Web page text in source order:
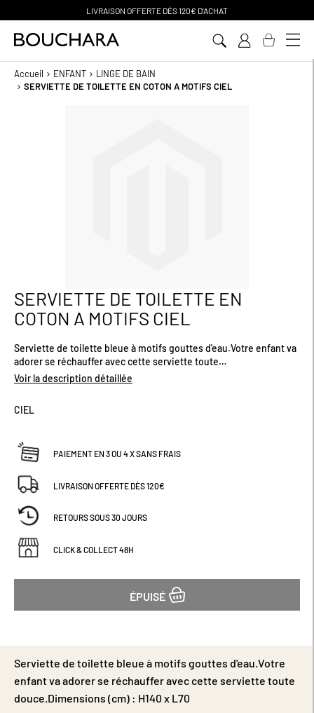
PAIEMENT EN 3 SANS FRAIS
Accueil ENFANT
LINGE DE BAIN
SERVIETTE DE TOILETTE EN COTON A MOTIFS CIEL
Passer
au
début
la
Galerie
d’images
SERVIETTE DE TOILETTE EN
COTON A MOTIFS CIEL
Serviette de toilette bleue à motifs gouttes d'eau.Votre enfant va
adorer se réchauffer avec cette serviette toute
douce.Dimensions (cm) : H140 x L70
Voir la description détaillée
CIEL
PAIEMENT EN 3 OU 4 X SANS FRAIS
LIVRAISON OFFERTE DÈS 120€
RETOURS SOUS 30 JOURS
CLICK & COLLECT 48H
ÉPUISÉ
Serviette de toilette bleue à motifs gouttes d'eau.Votre
enfant va adorer se réchauffer avec cette serviette toute
douce.Dimensions (cm) : H140 x L70